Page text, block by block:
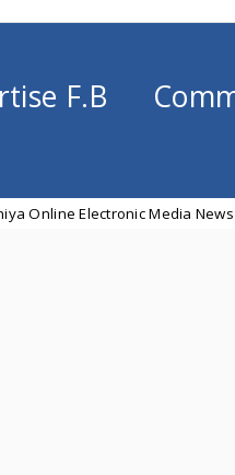
F.B
Online Electronic Media